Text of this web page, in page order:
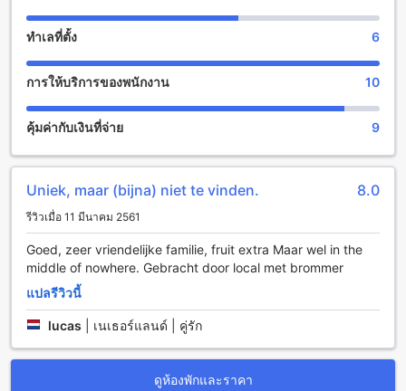
เพื่อให้คุณรู้สึกสะดวกสบายตลอดการเข้าพักของคุณ สิ่งอำนวย
ความสะดวกที่คุณสามารถใช้ได้รวมถึงบริการซักรีด, อินเทอร์เน็ต
อินเทอร์เน็ตไร้สายฟรีในทุกห้องพัก, การจัดเก็บกระเป๋าเดินทาง,
ร้านซักรีด
สเตย์
ทางที่หลากหลายเพื่อให้คุณสามารถเดินทางไปยังที่หมายได้อย่าง
สะดวกสบายและรวดเร็ว สิ่งอำนวยความสะดวกทางการเดินทาง
ที่พร้อมให้บริการมีดังนี้
เพื่อให้คุณสามารถเดินทางมายังบ้านสวนนุชเลี้ยง โฮมสเตย์ได้
อย่างสะดวกสบาย ที่พักมีบริการรถรับส่งสนามบิน ซึ่งจะช่วยให้
คุณสามารถเดินทางมาจากสนามบินได้อย่างสะดวกและรวดเร็ว
นอกจากนี้ ที่พักยังมีบริการจอดรถสำหรับผู้มาเยือนที่มีรถส่วนตัว
ซึ่งจะช่วยให้คุณสามารถมาพักผ่อนที่นี่ได้อย่างสะดวกสบาย
ทำเลที่ตั้ง 6
การให้บริการของพนักงาน 10
คุ้มค่ากับเงินที่จ่าย 9
Uniek, maar (bijna) niet te vinden. 8.0
รีวิวเมื่อ 11 มีนาคม 2561
Goed, zeer vriendelijke familie, fruit extra Maar wel in the
middle of nowhere. Gebracht door local met brommer
แปลรีวิวนี้
lucas เนเธอร์แลนด์ | คู่รัก
ดูห้องพักและราคา